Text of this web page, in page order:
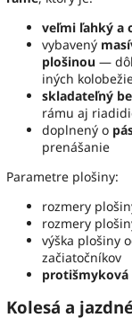
veľmi ľahký a
vybavený
plošinou —
iných
skladateľný
rámu aj
doplnený o
prenášanie
Parametre plošiny:
rozmery
rozmery
výška plošiny
začiatočníkov
protišmyková
Kolesá a